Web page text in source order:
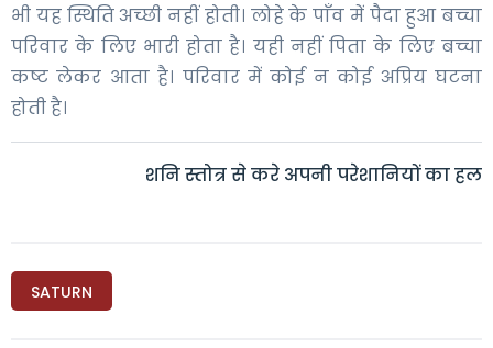
भी यह स्थिति अच्छी नहीं होती। लोहे के पाँव में पैदा हुआ बच्चा
परिवार के लिए भारी होता है। यही नहीं पिता के लिए बच्चा
कष्ट लेकर आता है। परिवार में कोई न कोई अप्रिय घटना
होती है।
शनि स्तोत्र से करे अपनी परेशानियों का हल
SATURN